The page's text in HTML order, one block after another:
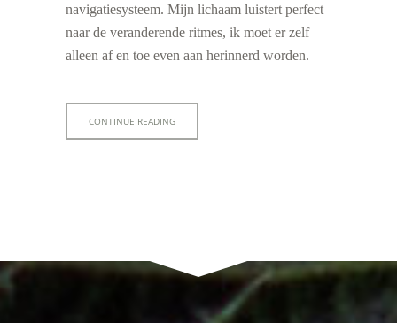
navigatiesysteem. Mijn lichaam luistert perfect
naar de veranderende ritmes, ik moet er zelf
alleen af en toe even aan herinnerd worden.
CONTINUE READING